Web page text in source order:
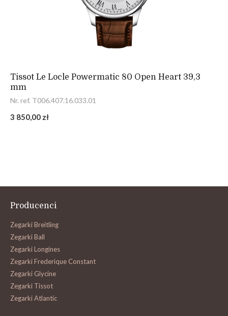
Tissot Le Locle Powermatic 80 Open Heart 39,3
mm
Nr. ref. T006.407.16.033.01
3 850,00 zł
Producenci
Zegarki Breitling
Zegarki Ball
Zegarki Longines
Zegarki Frederique Constant
Zegarki Glycine
Zegarki Tissot
Zegarki Atlantic